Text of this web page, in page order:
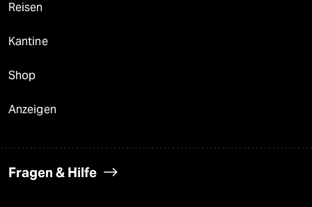
Reisen
Kantine
Shop
Anzeigen
Fragen & Hilfe